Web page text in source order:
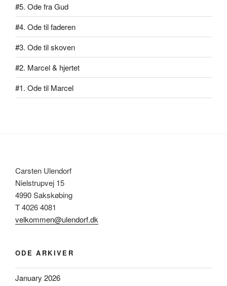
#5. Ode fra Gud
#4. Ode til faderen
#3. Ode til skoven
#2. Marcel & hjertet
#1. Ode til Marcel
Carsten Ulendorf
Nielstrupvej 15
4990 Sakskøbing
T 4026 4081
velkommen@ulendorf.dk
ODE ARKIVER
January 2026